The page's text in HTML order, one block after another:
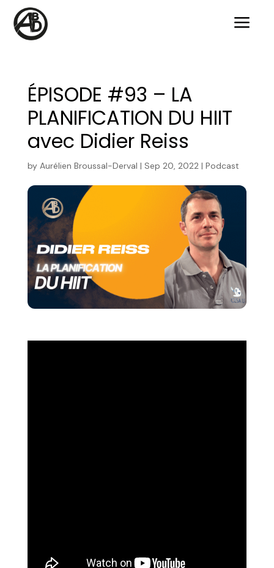
a
ÉPISODE #93 – LA
PLANIFICATION DU HIIT
avec Didier Reiss
by Aurélien Broussal-Derval | Sep 20, 2022| Podcast